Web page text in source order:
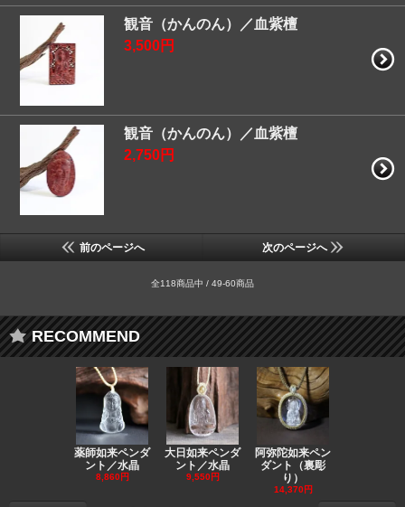
観音（かんのん）／血紫檀
3,500円
観音（かんのん）／血紫檀
2,750円
前のページへ 次のページへ
全118商品中 / 49-60商品
RECOMMEND
薬師如来ペンダ
ント／水晶
8,860円
大日如来ペンダ
ント／水晶
9,550円
阿弥陀如来ペン
ダント（裏彫
り）
14,370円